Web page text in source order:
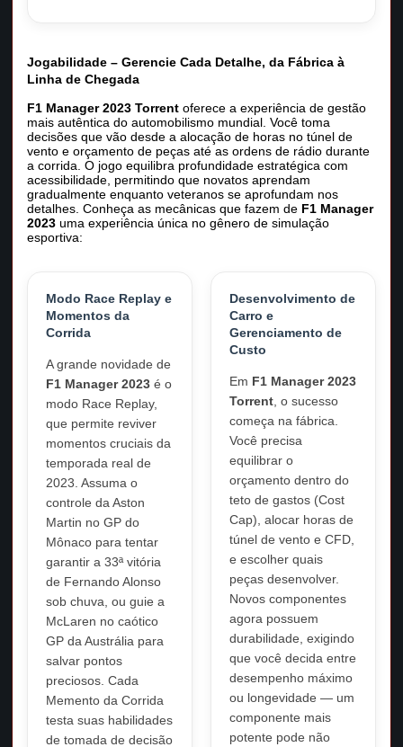
Jogabilidade – Gerencie Cada Detalhe, da Fábrica à
Linha de Chegada
F1 Manager 2023 Torrent oferece a experiência de gestão
mais autêntica do automobilismo mundial. Você toma
decisões que vão desde a alocação de horas no túnel de
vento e orçamento de peças até as ordens de rádio durante
a corrida. O jogo equilibra profundidade estratégica com
acessibilidade, permitindo que novatos aprendam
gradualmente enquanto veteranos se aprofundam nos
detalhes. Conheça as mecânicas que fazem de F1 Manager
2023 uma experiência única no gênero de simulação
esportiva:
Modo Race Replay e
Momentos da
Corrida
A grande novidade de
F1 Manager 2023 é o
modo Race Replay,
que permite reviver
momentos cruciais da
temporada real de
2023. Assuma o
controle da Aston
Martin no GP do
Mônaco para tentar
garantir a 33ª vitória
de Fernando Alonso
sob chuva, ou guie a
McLaren no caótico
GP da Austrália para
salvar pontos
preciosos. Cada
Memento da Corrida
testa suas habilidades
de tomada de decisão
Desenvolvimento de
Carro e
Gerenciamento de
Custo
Em F1 Manager 2023
Torrent, o sucesso
começa na fábrica.
Você precisa
equilibrar o
orçamento dentro do
teto de gastos (Cost
Cap), alocar horas de
túnel de vento e CFD,
e escolher quais
peças desenvolver.
Novos componentes
agora possuem
durabilidade, exigindo
que você decida entre
desempenho máximo
ou longevidade — um
componente mais
potente pode não